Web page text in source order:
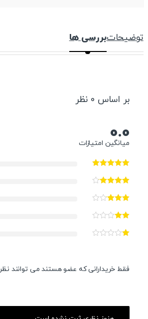
توضیحاتبررسی ها
بر اساس 0 نظر
0.0
میانگین امتیازات
فقط خریدارانی که عضو هستند می توانند